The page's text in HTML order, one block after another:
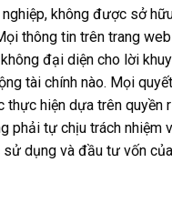
không được sở
thông tin trên trang
đại diện cho lời
tài chính nào. Mọi
thực hiện dựa trên quyền
phải tự chịu trách nhiệm
sử dụng và đầu tư vốn